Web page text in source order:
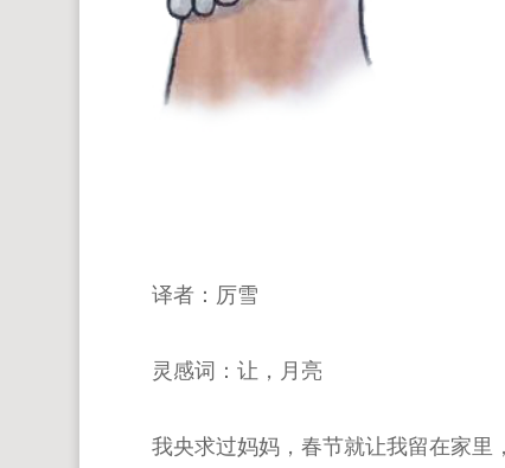
译者：厉雪
灵感词：让，月亮
我央求过妈妈，春节就让我留在家